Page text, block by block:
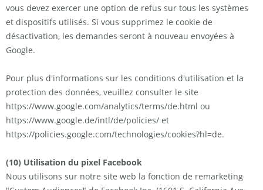
vous devez exercer une option de refus sur tous les systèmes
et dispositifs utilisés. Si vous supprimez le cookie de
désactivation, les demandes seront à nouveau envoyées à
Google.
Pour plus d'informations sur les conditions d'utilisation et la
protection des données, veuillez consulter le site
https://www.google.com/analytics/terms/de.html ou
https://www.google.de/intl/de/policies/ et
https://policies.google.com/technologies/cookies?hl=de.
(10) Utilisation du pixel Facebook
Nous utilisons sur notre site web la fonction de remarketing